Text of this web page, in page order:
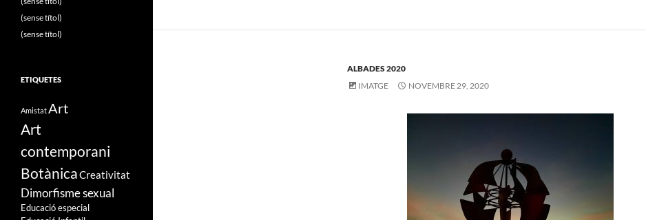
ALBADES 2020
IMATGE
NOVEMBRE 29, 2020
(sense títol)
(sense títol)
ETIQUETES
AmistatArt
Art
contemporani
BotànicaCreativitat
Dimorfisme sexual
Educació especial